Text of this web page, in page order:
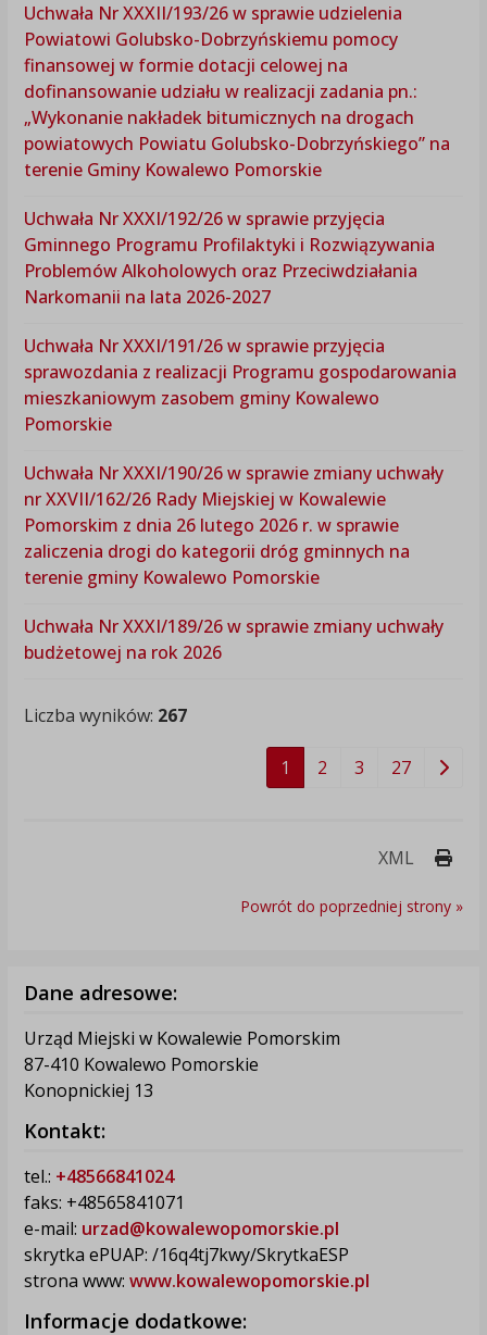
Uchwała Nr XXXII/193/26 w sprawie udzielenia
Powiatowi Golubsko-Dobrzyńskiemu pomocy
finansowej w formie dotacji celowej na
dofinansowanie udziału w realizacji zadania pn.:
„Wykonanie nakładek bitumicznych na drogach
powiatowych Powiatu Golubsko-Dobrzyńskiego” na
terenie Gminy Kowalewo Pomorskie
Uchwała Nr XXXI/192/26 w sprawie przyjęcia
Gminnego Programu Profilaktyki i Rozwiązywania
Problemów Alkoholowych oraz Przeciwdziałania
Narkomanii na lata 2026-2027
Uchwała Nr XXXI/191/26 w sprawie przyjęcia
sprawozdania z realizacji Programu gospodarowania
mieszkaniowym zasobem gminy Kowalewo
Pomorskie
Uchwała Nr XXXI/190/26 w sprawie zmiany uchwały
nr XXVII/162/26 Rady Miejskiej w Kowalewie
Pomorskim z dnia 26 lutego 2026 r. w sprawie
zaliczenia drogi do kategorii dróg gminnych na
terenie gminy Kowalewo Pomorskie
Uchwała Nr XXXI/189/26 w sprawie zmiany uchwały
budżetowej na rok 2026
Liczba wyników: 267
1 2 3 27
XML
Powrót do poprzedniej strony »
Dane adresowe:
Urząd Miejski w Kowalewie Pomorskim
87-410 Kowalewo Pomorskie
Konopnickiej 13
Kontakt:
tel.: +48566841024
faks: +48565841071
e-mail: urzad@kowalewopomorskie.pl
skrytka ePUAP: /16q4tj7kwy/SkrytkaESP
strona www: www.kowalewopomorskie.pl
Informacje dodatkowe: